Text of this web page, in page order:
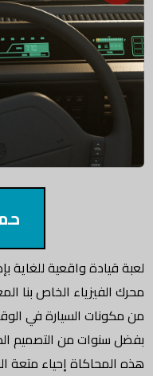
لعبة قيادة واقعية للغاية
محرك الفيزياء الخاص بنا
من مكونات السيارة في
بفضل سنوات من التصميم
هذه المحاكاة إحياء متعة